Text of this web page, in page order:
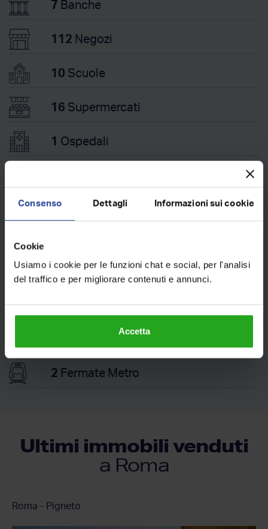
Consenso Dettagli Informazioni sui cookie
Cookie
Usiamo i cookie per le funzioni chat e social, per l'analisi
del traffico e per migliorare contenuti e annunci.
Accetta
7 Banche
112 Negozi
10 Scuole
16 Supermercati
1 Ospedali
13 Farmacie
Trasporti
122Fermate Bus
2 Fermate Metro
Ultimi immobili venduti
a Roma
Roma - Pigneto